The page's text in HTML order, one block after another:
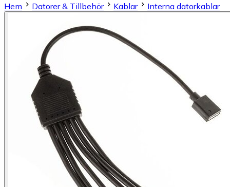
Hem
Datorer & Tillbehör Kablar Interna datorkablar